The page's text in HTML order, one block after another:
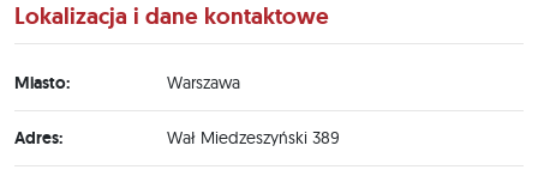
Lokalizacja i dane kontaktowe
Miasto: Warszawa
Adres: Wał Miedzeszyński 389